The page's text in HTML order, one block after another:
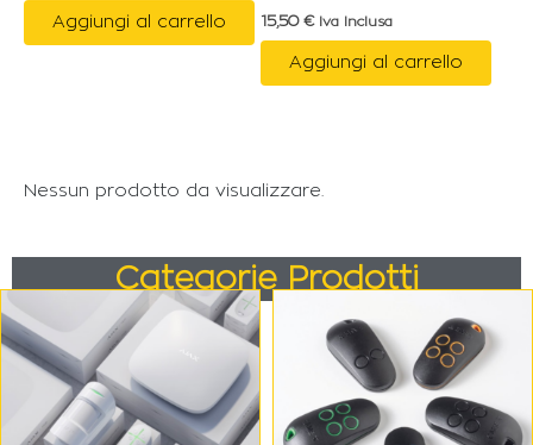
Aggiungi al carrello 15,50 € Iva Inclusa
Aggiungi al carrello
Nessun prodotto da visualizzare.
Categorie Prodotti